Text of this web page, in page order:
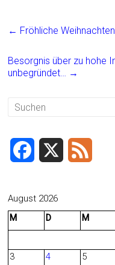
ce
o
ai t
← Fröhliche
Besorgnis über zu hohe
unbegründet… →
c
b
August 2026
M
D M
3
4 5